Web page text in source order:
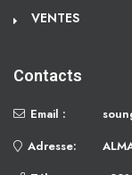
VENTES
Contacts
Email :
Adresse: